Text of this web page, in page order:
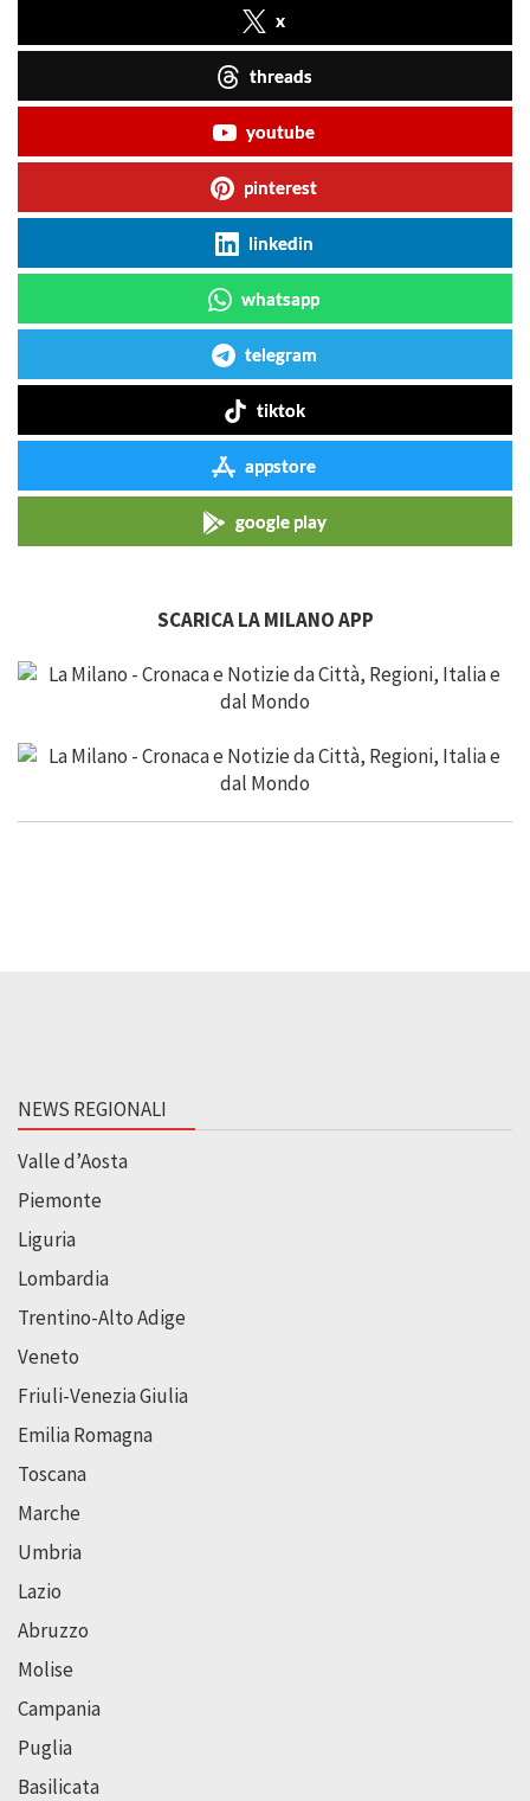
x
threads
youtube
pinterest
linkedin
whatsapp
telegram
tiktok
appstore
google play
SCARICA LA MILANO APP
NEWS REGIONALI
Valle d’Aosta
Piemonte
Liguria
Lombardia
Trentino-Alto Adige
Veneto
Friuli-Venezia Giulia
Emilia Romagna
Toscana
Marche
Umbria
Lazio
Abruzzo
Molise
Campania
Puglia
Basilicata